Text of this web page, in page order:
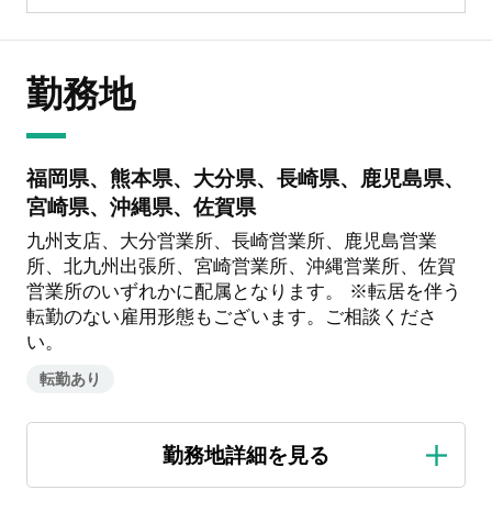
勤務地
福岡県、熊本県、大分県、長崎県、鹿児島県、
宮崎県、沖縄県、佐賀県
九州支店、大分営業所、長崎営業所、鹿児島営業
所、北九州出張所、宮崎営業所、沖縄営業所、佐賀
営業所のいずれかに配属となります。 ※転居を伴う
転勤のない雇用形態もございます。ご相談くださ
い。
転勤あり